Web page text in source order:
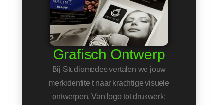
Grafisch Ontwerp
Bij Studiomedes vertalen we jouw
merkidentiteit naar krachtige visuele
ontwerpen. Van logo tot drukwerk: